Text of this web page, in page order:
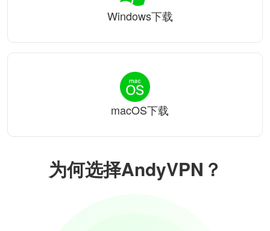
为何选择AndyVPN？
Windows下载
macOS下载